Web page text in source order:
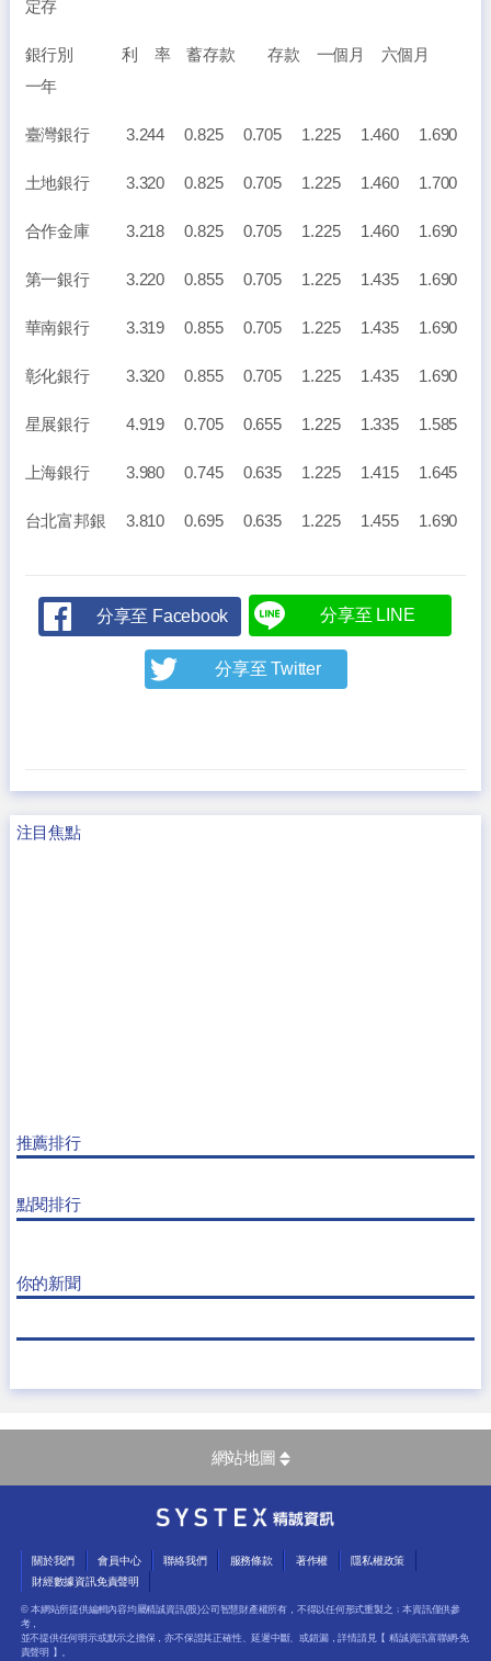
定存
銀行別 利 率 蓄存款 存款 一個月 六個月
一年
臺灣銀行 3.244 0.825 0.705 1.225 1.460 1.690
土地銀行 3.320 0.825 0.705 1.225 1.460 1.700
合作金庫 3.218 0.825 0.705 1.225 1.460 1.690
第一銀行 3.220 0.855 0.705 1.225 1.435 1.690
華南銀行 3.319 0.855 0.705 1.225 1.435 1.690
彰化銀行 3.320 0.855 0.705 1.225 1.435 1.690
星展銀行 4.919 0.705 0.655 1.225 1.335 1.585
上海銀行 3.980 0.745 0.635 1.225 1.415 1.645
台北富邦銀 3.810 0.695 0.635 1.225 1.455 1.690
分享至 Facebook 分享至 LINE
分享至 Twitter
注目焦點
推薦排行
點閱排行
你的新聞
網站地圖
關於我們 會員中心 聯絡我們 服務條款 著作權
隱私權政策
財經數據資訊免責聲明
© 本網站所提供編輯內容均屬精誠資訊(股)公司智慧財產權所有，不得以任何形式重製之﹔本資訊僅供參
考，
並不提供任何明示或默示之擔保，亦不保證其正確性、延遲中斷、或錯漏，詳情請見【 精誠資訊富聯網-免
責聲明 】。